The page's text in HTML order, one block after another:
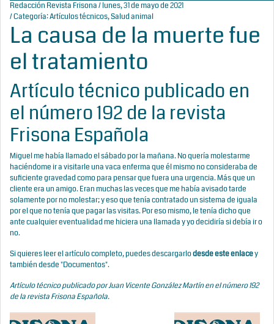
Redacción Revista Frisona/ lunes, 31 de mayo de 2021
/ Categoría:Artículos técnicos,Salud animal
La causa de la muerte fue
el tratamiento
Artículo técnico publicado en
el número 192 de la revista
Frisona Española
Miguel me había llamado el sábado por la mañana. No quería molestarme
haciéndome ir a visitarle una vaca enferma que él mismo no consideraba de
suficiente gravedad como para pensar que fuera una urgencia. Más que un
cliente era un amigo. Eran muchas las veces que me había avisado tarde
solamente por no molestar; y eso que tenía contratado un sistema de iguala
por el que no tenía que pagar las visitas. Por eso mismo, le tenía dicho que
ante cualquier eventualidad me hiciera una llamada y yo decidiría si debía ir o
no.
Si quieres leer el artículo completo, puedes descargarlodesde este enlacey
también desde "Documentos".
Artículo técnico publicado por Juan Vicente González Martín en el número 192
de la revista Frisona Española.